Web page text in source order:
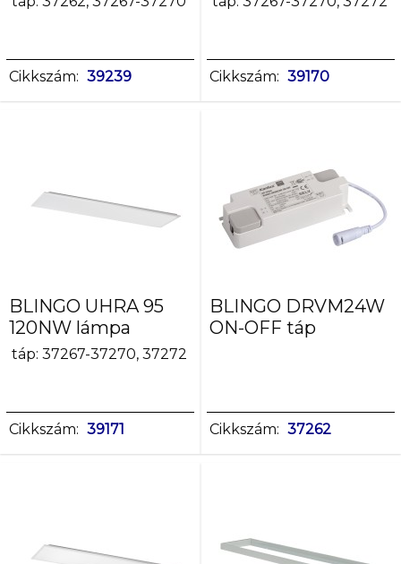
Színhőmérséklet
[K]
4000
6500
fehér
fehér,meleg
fehér
meleg
Szín
Cikkszám: 39239 Cikkszám: 39170
BLINGO UHRA 95
120NW lámpa
táp: 37267-37270, 37272
Cikkszám: 39171
BLINGO DRVM24W
ON-OFF táp
Cikkszám: 37262